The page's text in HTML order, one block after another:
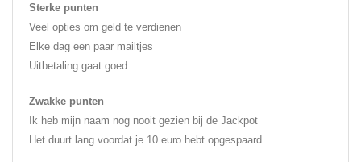
Sterke punten
Veel opties om geld te verdienen
Elke dag een paar mailtjes
Uitbetaling gaat goed
Zwakke punten
Ik heb mijn naam nog nooit gezien bij de Jackpot
Het duurt lang voordat je 10 euro hebt opgespaard